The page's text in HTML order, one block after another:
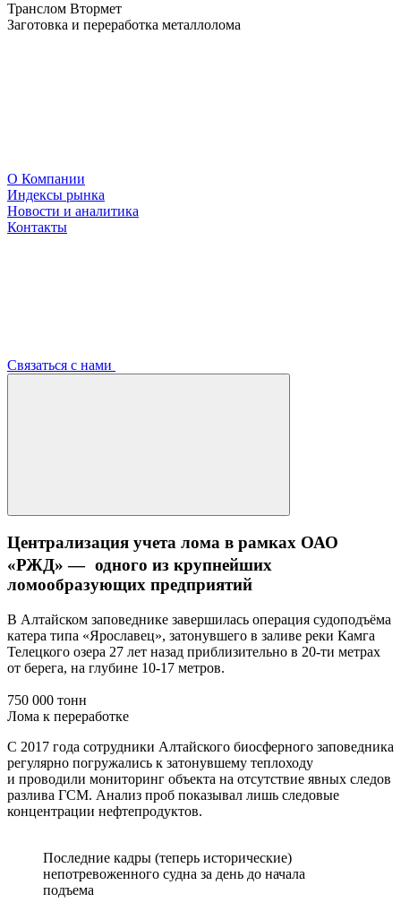
Транслом Втормет
Заготовка и переработка металлолома
О Компании
Индексы рынка
Новости и аналитика
Контакты
Связаться с нами
Централизация учета лома в рамках ОАО
«РЖД» — одного из крупнейших
ломообразующих предприятий
В Алтайском заповеднике завершилась операция судоподъёма
катера типа «Ярославец», затонувшего в заливе реки Камга
Телецкого озера 27 лет назад приблизительно в 20-ти метрах
от берега, на глубине 10-17 метров.
750 000 тонн
Лома к переработке
С 2017 года сотрудники Алтайского биосферного заповедника
регулярно погружались к затонувшему теплоходу
и проводили мониторинг объекта на отсутствие явных следов
разлива ГСМ. Анализ проб показывал лишь следовые
концентрации нефтепродуктов.
Последние кадры (теперь исторические)
непотревоженного судна за день до начала
подъема